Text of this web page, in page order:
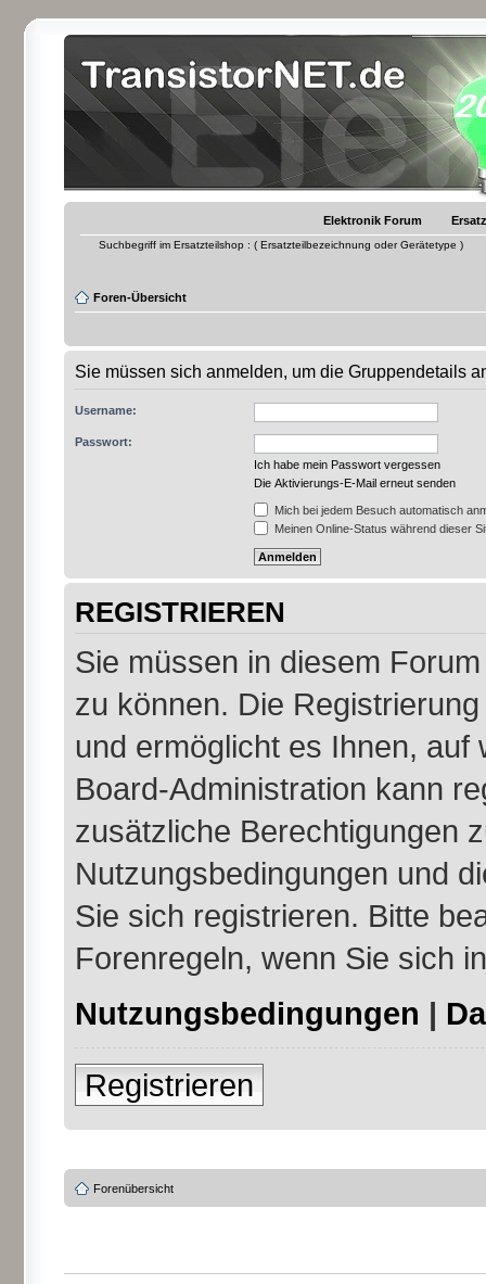
Elektronik Forum
Suchbegriff im Ersatzteilshop : ( Ersatzteilbezeichnung oder Gerätetype )
Foren-Übersicht
Sie müssen sich anmelden, um die Gruppendetails
Username:
Passwort:
Ich habe mein Passwort vergessen
Die Aktivierungs-E-Mail erneut senden
Mich bei jedem Besuch automatisch
Meinen Online-Status während dieser
REGISTRIEREN
Sie müssen in diesem
zu können. Die
und ermöglicht es Ihnen,
Board-Administration kann
zusätzliche Berechtigungen
Nutzungsbedingungen und
Sie sich registrieren. Bitte
Forenregeln, wenn Sie sich
Nutzungsbedingungen |
Registrieren
Forenübersicht